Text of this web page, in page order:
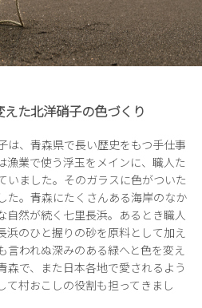
た北洋硝子の色づくり
は、青森県で長い歴史をもつ手仕事
漁業で使う浮玉をメインに、職人た
いました。そのガラスに色がついた
た。青森にたくさんある海岸のなか
自然が続く七里長浜。あるとき職人
浜のひと握りの砂を原料として加え
われぬ深みのある緑へと色を変え
森で、また日本各地で愛されるよう
て村おこしの役割も担ってきまし